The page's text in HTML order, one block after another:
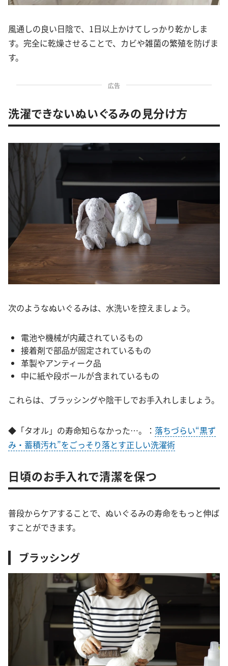
風通しの良い日陰で、1日以上かけてしっかり乾かしま
す。完全に乾燥させることで、カビや雑菌の繁殖を防げま
す。
広告
洗濯できないぬいぐるみの見分け方
次のようなぬいぐるみは、水洗いを控えましょう。
電池や機械が内蔵されているもの
接着剤で部品が固定されているもの
革製やアンティーク品
中に紙や段ボールが含まれているもの
これらは、ブラッシングや陰干しでお手入れしましょう。
◆「タオル」の寿命知らなかった…。： 落ちづらい“黒ず
み・蓄積汚れ”をごっそり落とす正しい洗濯術
日頃のお手入れで清潔を保つ
普段からケアすることで、ぬいぐるみの寿命をもっと伸ば
すことができます。
ブラッシング